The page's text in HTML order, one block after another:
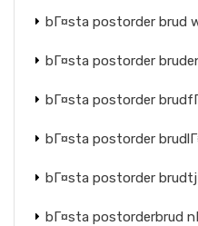
bГ¤sta postorder brud
bГ¤sta postorder
bГ¤sta postorder
bГ¤sta postorder
bГ¤sta postorder
bГ¤sta postorderbrud